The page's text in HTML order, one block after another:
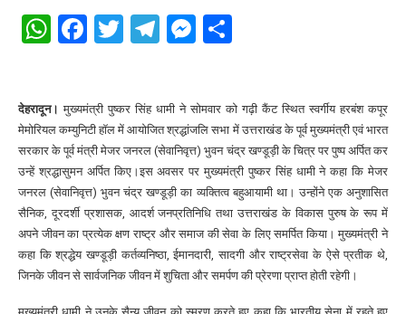
WhatsApp
Facebook
Twitter
Telegram
Messenger
देहरादून। मुख्यमंत्री पुष्कर सिंह धामी ने सोमवार को गढ़ी कैंट स्थित स्वर्गीय हरबंश कपूर
मेमोरियल कम्युनिटी हॉल में आयोजित श्रद्धांजलि सभा में उत्तराखंड के पूर्व मुख्यमंत्री एवं भारत
सरकार के पूर्व मंत्री मेजर जनरल (सेवानिवृत्त) भुवन चंद्र खण्डूड़ी के चित्र पर पुष्प अर्पित कर
उन्हें श्रद्धासुमन अर्पित किए।इस अवसर पर मुख्यमंत्री पुष्कर सिंह धामी ने कहा कि मेजर
जनरल (सेवानिवृत्त) भुवन चंद्र खण्डूड़ी का व्यक्तित्व बहुआयामी था। उन्होंने एक अनुशासित
सैनिक, दूरदर्शी प्रशासक, आदर्श जनप्रतिनिधि तथा उत्तराखंड के विकास पुरुष के रूप में
अपने जीवन का प्रत्येक क्षण राष्ट्र और समाज की सेवा के लिए समर्पित किया। मुख्यमंत्री ने
कहा कि श्रद्धेय खण्डूड़ी कर्तव्यनिष्ठा, ईमानदारी, सादगी और राष्ट्रसेवा के ऐसे प्रतीक थे,
जिनके जीवन से सार्वजनिक जीवन में शुचिता और समर्पण की प्रेरणा प्राप्त होती रहेगी।